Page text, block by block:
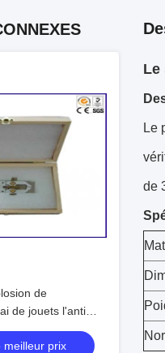
de
de jouets l'anti
meilleur prix
Le
Le
de